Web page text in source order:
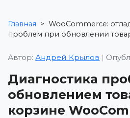
Главная > WooCommerce:
проблем при обновлении
Автор: Андрей Крылов |
Диагностика
обновлением
корзине